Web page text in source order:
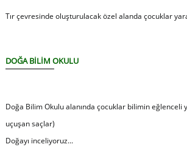
Tır çevresinde oluşturulacak özel alanda çocuklar
DOĞA BİLİM OKULU
Doğa Bilim Okulu alanında çocuklar bilimin eğlenceli
uçuşan saçlar)
Doğayı inceliyoruz...